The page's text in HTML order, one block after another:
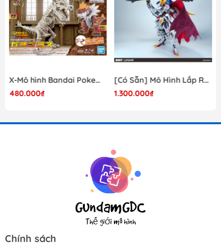
X-Mô hình Bandai Pokemon PLAMO COLLECTION Fossil Pokemon Series Tyrantrum
480.000₫
[Có Sẵn] Mô Hình Lắp Ráp 1/60 Barbatos Logar Wolf Remains Meavy Industries
1.300.000₫
Chính sách